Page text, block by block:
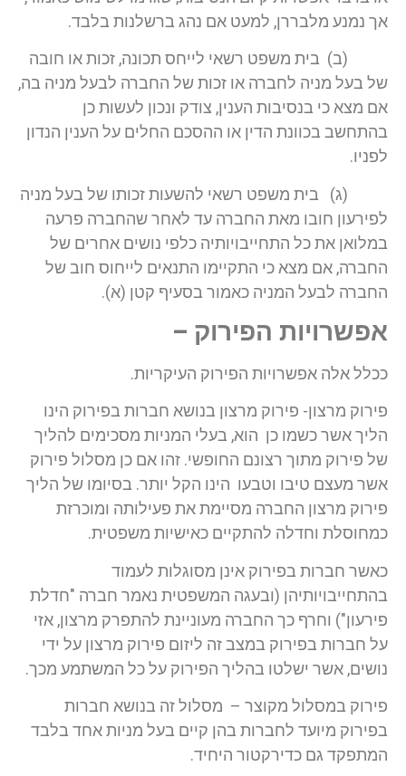
אך נמנע מלבררן, למעט אם נהג ברשלנות בלבד.
(ב) בית משפט רשאי לייחס תכונה, זכות או חובה
של בעל מניה לחברה או זכות של החברה לבעל מניה בה,
אם מצא כי בנסיבות הענין, צודק ונכון לעשות כן
בהתחשב בכוונת הדין או ההסכם החלים על הענין הנדון
לפניו.
(ג) בית משפט רשאי להשעות זכותו של בעל מניה
לפירעון חובו מאת החברה עד לאחר שהחברה פרעה
במלואן את כל התחייבויותיה כלפי נושים אחרים של
החברה, אם מצא כי התקיימו התנאים לייחוס חוב של
החברה לבעל המניה כאמור בסעיף קטן (א).
אפשרויות הפירוק –
ככלל אלה אפשרויות הפירוק העיקריות.
פירוק מרצון- פירוק מרצון בנושא חברות בפירוק הינו
הליך אשר כשמו כן הוא, בעלי המניות מסכימים להליך
של פירוק מתוך רצונם החופשי. זהו אם כן מסלול פירוק
אשר מעצם טיבו וטבעו הינו הקל יותר. בסיומו של הליך
פירוק מרצון החברה מסיימת את פעילותה ומוכרזת
כמחוסלת וחדלה להתקיים כאישיות משפטית.
כאשר חברות בפירוק אינן מסוגלות לעמוד
בהתחייבויותיהן (ובעגה המשפטית נאמר חברה "חדלת
פירעון") וחרף כך החברה מעוניינת להתפרק מרצון, אזי
על חברות בפירוק במצב זה ליזום פירוק מרצון על ידי
נושים, אשר ישלטו בהליך הפירוק על כל המשתמע מכך.
פירוק במסלול מקוצר – מסלול זה בנושא חברות
בפירוק מיועד לחברות בהן קיים בעל מניות אחד בלבד
המתפקד גם כדירקטור היחיד.